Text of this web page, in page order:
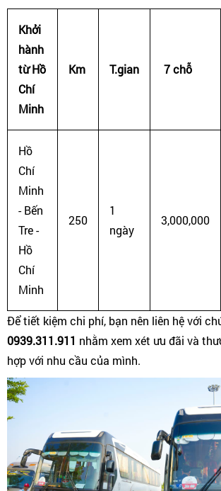
Khởi
hành
từ Hồ
Chí
Minh
Km T.gian 7 chỗ
Hồ
Chí
Minh
- Bến
Tre -
Hồ
Chí
Minh
250
1
ngày
3,000,000
Để tiết kiệm chi phí, bạn nên liên hệ với
0939.311.911 nhằm xem xét ưu đãi và
hợp với nhu cầu của mình.